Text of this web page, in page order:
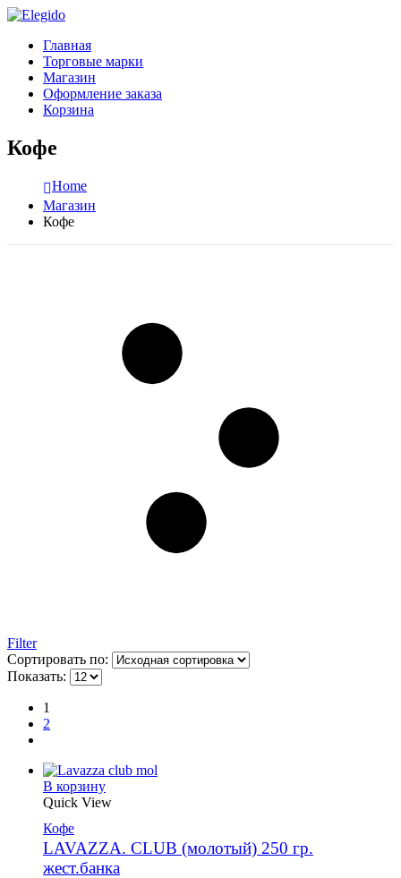
Главная
Торговые марки
Магазин
Оформление заказа
Корзина
Кофе
Home
Магазин
Кофе
Filter
Сортировать по:
Показать:
1
2
В корзину
Quick View
Кофе
LAVAZZA. CLUB (молотый) 250 гр.
жест.банка